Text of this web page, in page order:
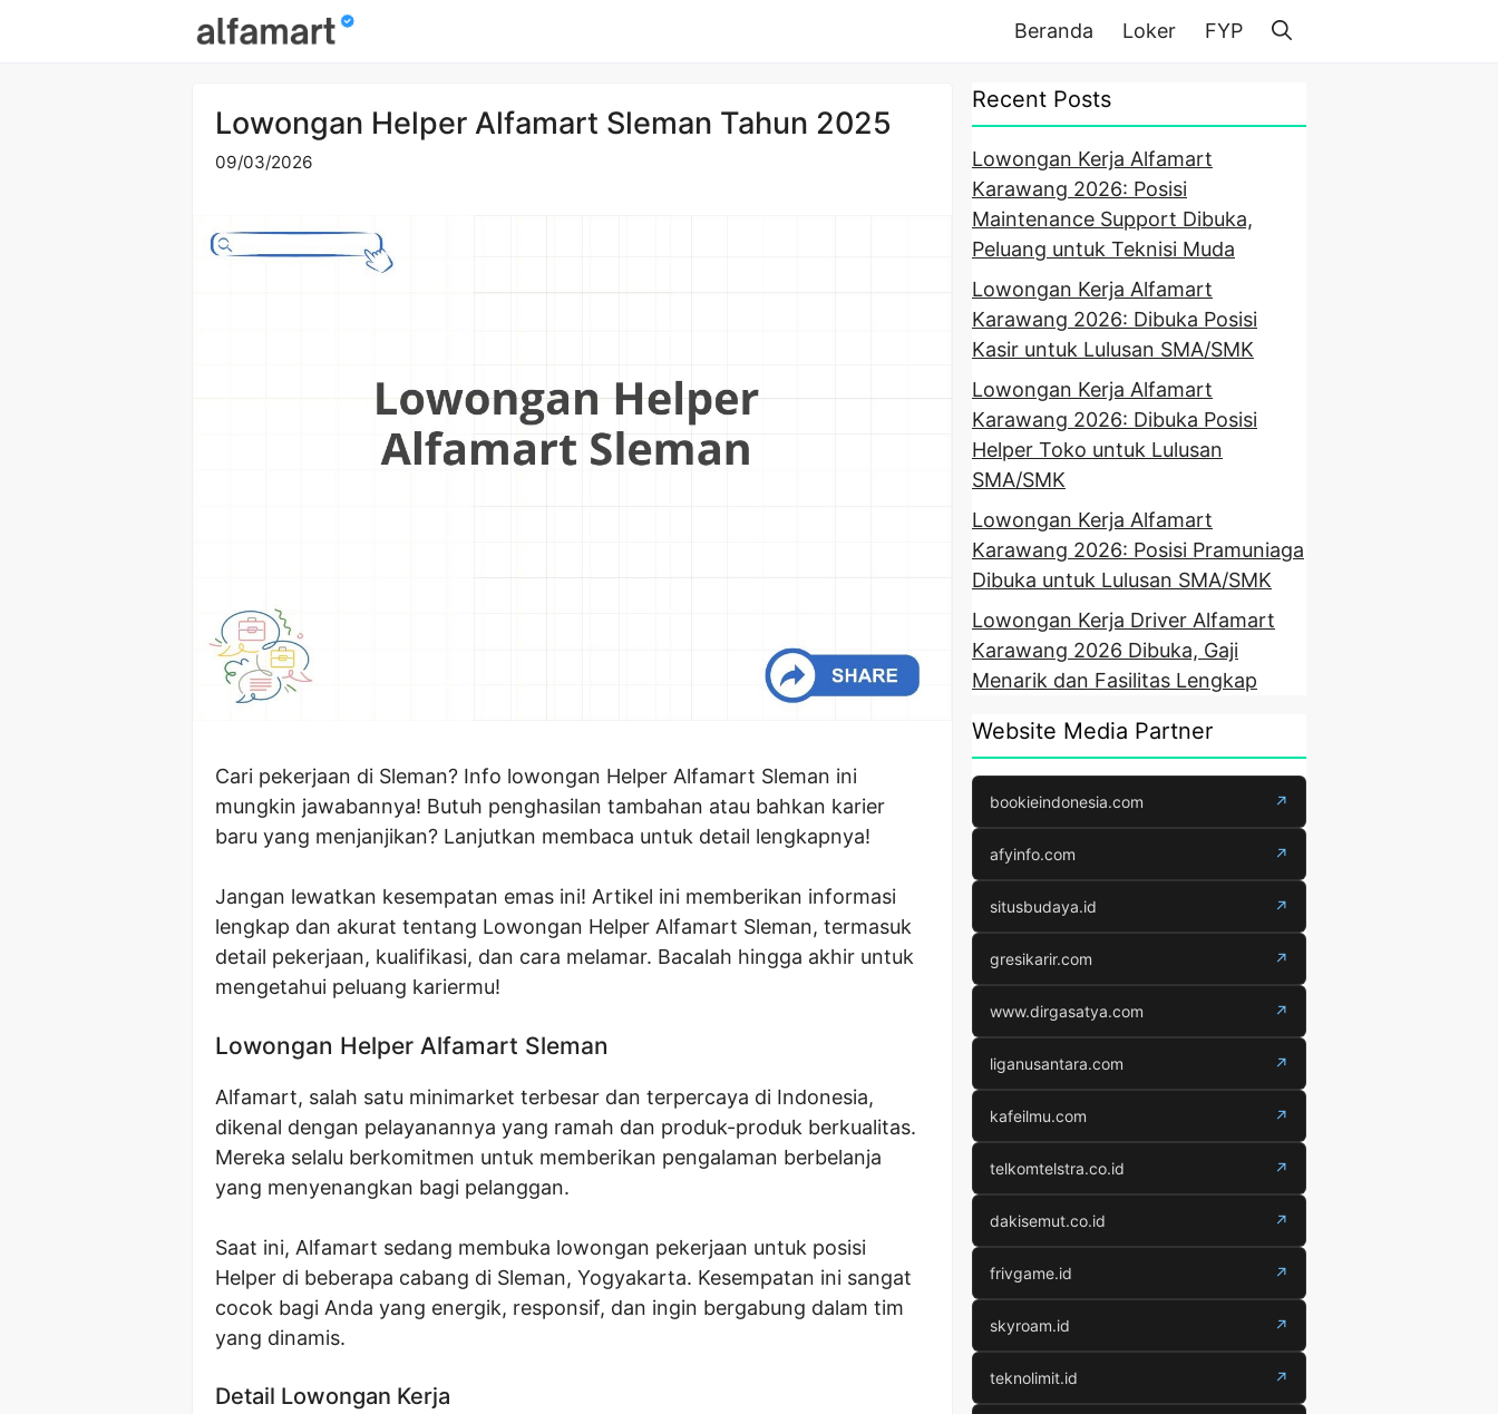
Beranda Loker FYP
Lowongan Helper Alfamart Sleman Tahun 2025
09/03/2026
Cari pekerjaan di Sleman? Info lowongan Helper Alfamart Sleman ini
mungkin jawabannya! Butuh penghasilan tambahan atau bahkan karier
baru yang menjanjikan? Lanjutkan membaca untuk detail lengkapnya!
Jangan lewatkan kesempatan emas ini! Artikel ini memberikan informasi
lengkap dan akurat tentang Lowongan Helper Alfamart Sleman, termasuk
detail pekerjaan, kualifikasi, dan cara melamar. Bacalah hingga akhir untuk
mengetahui peluang kariermu!
Lowongan Helper Alfamart Sleman
Alfamart, salah satu minimarket terbesar dan terpercaya di Indonesia,
dikenal dengan pelayanannya yang ramah dan produk-produk berkualitas.
Mereka selalu berkomitmen untuk memberikan pengalaman berbelanja
yang menyenangkan bagi pelanggan.
Saat ini, Alfamart sedang membuka lowongan pekerjaan untuk posisi
Helper di beberapa cabang di Sleman, Yogyakarta. Kesempatan ini sangat
cocok bagi Anda yang energik, responsif, dan ingin bergabung dalam tim
yang dinamis.
Detail Lowongan Kerja
Recent Posts
Lowongan Kerja Alfamart
Karawang 2026: Posisi
Maintenance Support Dibuka,
Peluang untuk Teknisi Muda
Lowongan Kerja Alfamart
Karawang 2026: Dibuka Posisi
Kasir untuk Lulusan SMA/SMK
Lowongan Kerja Alfamart
Karawang 2026: Dibuka Posisi
Helper Toko untuk Lulusan
SMA/SMK
Lowongan Kerja Alfamart
Karawang 2026: Posisi Pramuniaga
Dibuka untuk Lulusan SMA/SMK
Lowongan Kerja Driver Alfamart
Karawang 2026 Dibuka, Gaji
Menarik dan Fasilitas Lengkap
Website Media Partner
bookieindonesia.com ↗
afyinfo.com ↗
situsbudaya.id ↗
gresikarir.com ↗
www.dirgasatya.com ↗
liganusantara.com ↗
kafeilmu.com ↗
telkomtelstra.co.id ↗
dakisemut.co.id ↗
frivgame.id ↗
skyroam.id ↗
teknolimit.id ↗